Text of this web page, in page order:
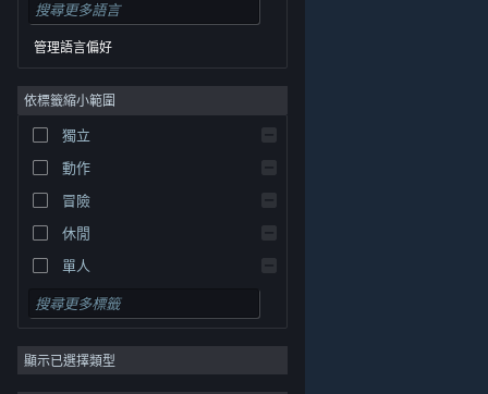
© Valve Corporation. 版權所有。所有商標皆為個別所有
權人在美國與其它國家（地區）之財產。隱私權政策|
法律聲明|輔助功能|Steam 訂戶協議|退款|
Cookie
丹麥文
德文
英文
西班牙文 - 西班牙
西班牙文 - 拉丁美洲
希臘文
管理語言偏好
依標籤縮小範圍
獨立
動作
冒險
休閒
單人
模擬
角色扮演
策略
顯示已選擇類型